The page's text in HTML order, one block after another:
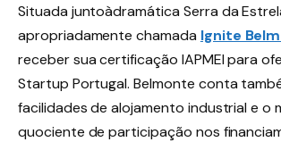
Situada juntoàdramática Serra da
apropriadamente chamada Ignite
receber sua certificação IAPMEI para
Startup Portugal. Belmonte conta
facilidades de alojamento industrial e o
quociente de participação nos